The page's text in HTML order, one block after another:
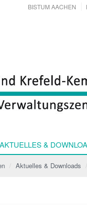
BISTUM AACHEN
AKTUELLES &
Aktuelles & Downloads